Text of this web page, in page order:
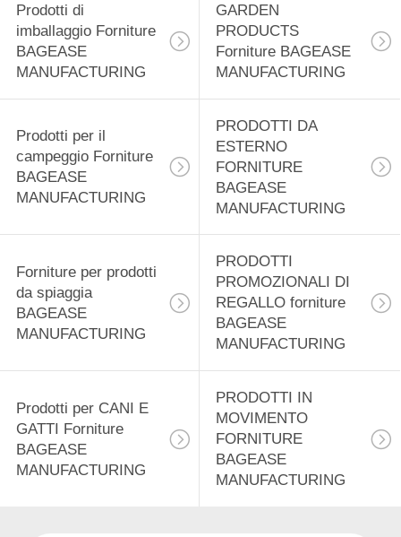
MAPPA
DEL
PRIVACY
POLICY
PRODOTTI DA
ESTERNO
FORNITURE
BAGEASE
MANUFACTURING
Forniture per
prodotti da spiaggia
BAGEASE
MANUFACTURING
PRODOTTI
PROMOZIONALI DI
Prodotti di
imballaggio Forniture
BAGEASE
MANUFACTURING
GARDEN
PRODUCTS
Forniture BAGEASE
MANUFACTURING
Prodotti per il
campeggio Forniture
BAGEASE
MANUFACTURING
PRODOTTI DA
ESTERNO
FORNITURE
BAGEASE
MANUFACTURING
Forniture per prodotti
da spiaggia
BAGEASE
MANUFACTURING
PRODOTTI
PROMOZIONALI DI
REGALLO forniture
BAGEASE
MANUFACTURING
Prodotti per CANI E
GATTI Forniture
BAGEASE
MANUFACTURING
PRODOTTI IN
MOVIMENTO
FORNITURE
BAGEASE
MANUFACTURING